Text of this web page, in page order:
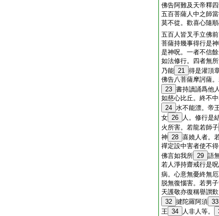
佛告阿難及天帝釋
五百菩薩人中之師
莫不從。歡喜心隨
五百人皆叉手立佛
菩薩持幾事得行是
是神呪。一者不信
如法修行。四者無
乃能 21 得是灌頂
佛告八菩薩摩訶薩
23 書持讀誦爲他
如慈心比丘。終不
24 水不能漂。帝
女 26
人。修行是
火所害。若龍若師子
神 28 喜嬈人者。
禪定設中害者使不
佛言如我所 29 語
若人淨持齋戒行是
病。心意無憂終無
脱無復惱害。若男
天護敬亦復稱譽讃
32 揵陀羅阿須 33
王 34 人非人等。